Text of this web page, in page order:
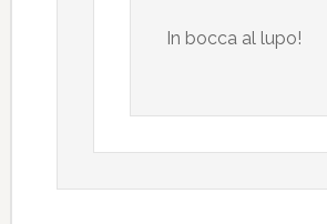
In bocca al lupo!